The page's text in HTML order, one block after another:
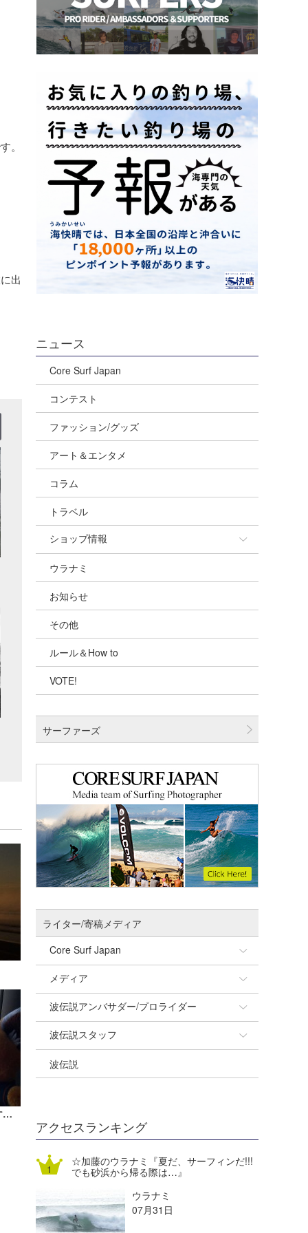
。
出
JET STAR就航！変わりゆく島で暮らすように旅をする｜まっきーのウラナミ
ニュース
Core Surf Japan
コンテスト
ファッション/グッズ
アート＆エンタメ
コラム
トラベル
ショップ情報
ショップ情報
湘南
千葉北
伊豆
千葉南
四国
沖縄
ウラナミ
お知らせ
その他
ルール＆How to
VOTE!
サーファーズ
ライター/寄稿メディア
Core Surf Japan
Naoya Kimoto
mitsuteru Kamio
Yasunari Inoue
Yoshiyuki Obata
DELTA FORCE SURF
熊谷素子
メディア
SURFMEDIA
Colors MAGAZINE
WAVAL
波伝説アンバサダー/プロライダー
福島寿実子
中浦“JET”章
進士剛光
植村未来
NOBUFUKU
波伝説スタッフ
☆加藤
Aichan
ECE
G◎Da
波伝説
アクセスランキング
☆加藤のウラナミ『夏だ、サーフィンだ!!!
でも砂浜から帰る際は…』
ウラナミ
07月31日